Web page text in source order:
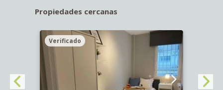
Propiedades cercanas
Verificado